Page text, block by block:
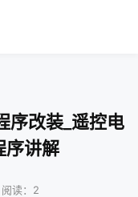
序改装_遥控电
序讲解
读：2